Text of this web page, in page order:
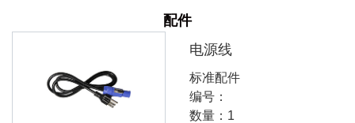
配件
电源线
标准配件
编号：
数量：1